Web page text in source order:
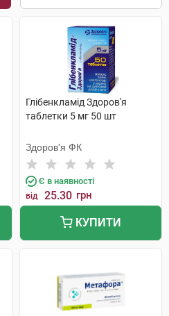
Глібенкламід Здоров'я
таблетки 5 мг 50 шт
Здоров'я ФК
Є в наявності
від 25.30 грн
КУПИТИ